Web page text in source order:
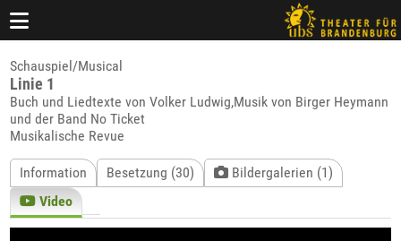
Schauspiel/Musical
Linie 1
Buch und Liedtexte von Volker Ludwig,Musik von Birger Heymann
und der Band No Ticket
Musikalische Revue
Information Besetzung (30)
Bildergalerien (1)
Video